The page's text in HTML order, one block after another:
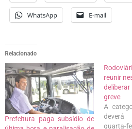
WhatsApp E-mail
Relacionado
Prefeitura paga subsídio de
reunir
greve
A